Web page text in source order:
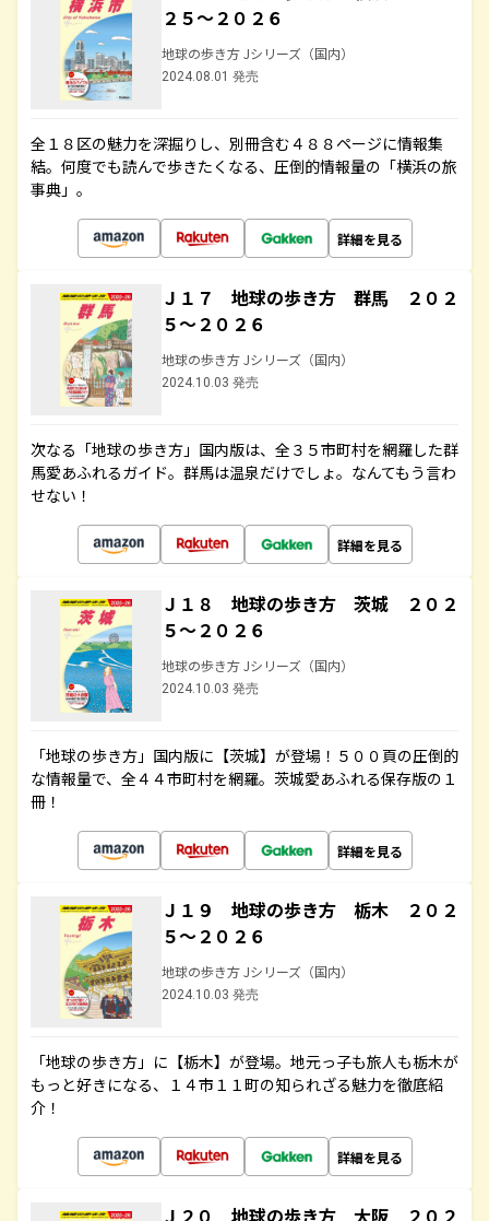
２５～２０２６
地球の歩き方 Jシリーズ（国内）
2024.08.01 発売
全１８区の魅力を深掘りし、別冊含む４８８ページに情報集
結。何度でも読んで歩きたくなる、圧倒的情報量の「横浜の旅
事典」。
詳細を見る
Ｊ１７ 地球の歩き方 群馬 ２０２
５～２０２６
地球の歩き方 Jシリーズ（国内）
2024.10.03 発売
次なる「地球の歩き方」国内版は、全３５市町村を網羅した群
馬愛あふれるガイド。群馬は温泉だけでしょ。なんてもう言わ
せない！
詳細を見る
Ｊ１８ 地球の歩き方 茨城 ２０２
５～２０２６
地球の歩き方 Jシリーズ（国内）
2024.10.03 発売
「地球の歩き方」国内版に【茨城】が登場！５００頁の圧倒的
な情報量で、全４４市町村を網羅。茨城愛あふれる保存版の１
冊！
詳細を見る
Ｊ１９ 地球の歩き方 栃木 ２０２
５～２０２６
地球の歩き方 Jシリーズ（国内）
2024.10.03 発売
「地球の歩き方」に【栃木】が登場。地元っ子も旅人も栃木が
もっと好きになる、１４市１１町の知られざる魅力を徹底紹
介！
詳細を見る
Ｊ２０ 地球の歩き方 大阪 ２０２